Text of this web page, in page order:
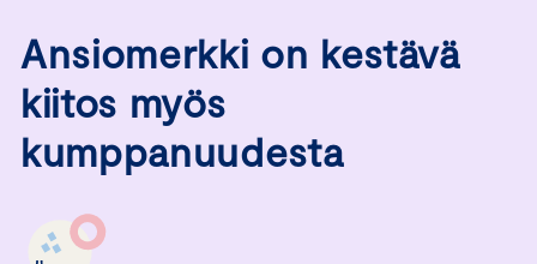
Ansiomerkki on kestävä
kiitos myös
kumppanuudesta